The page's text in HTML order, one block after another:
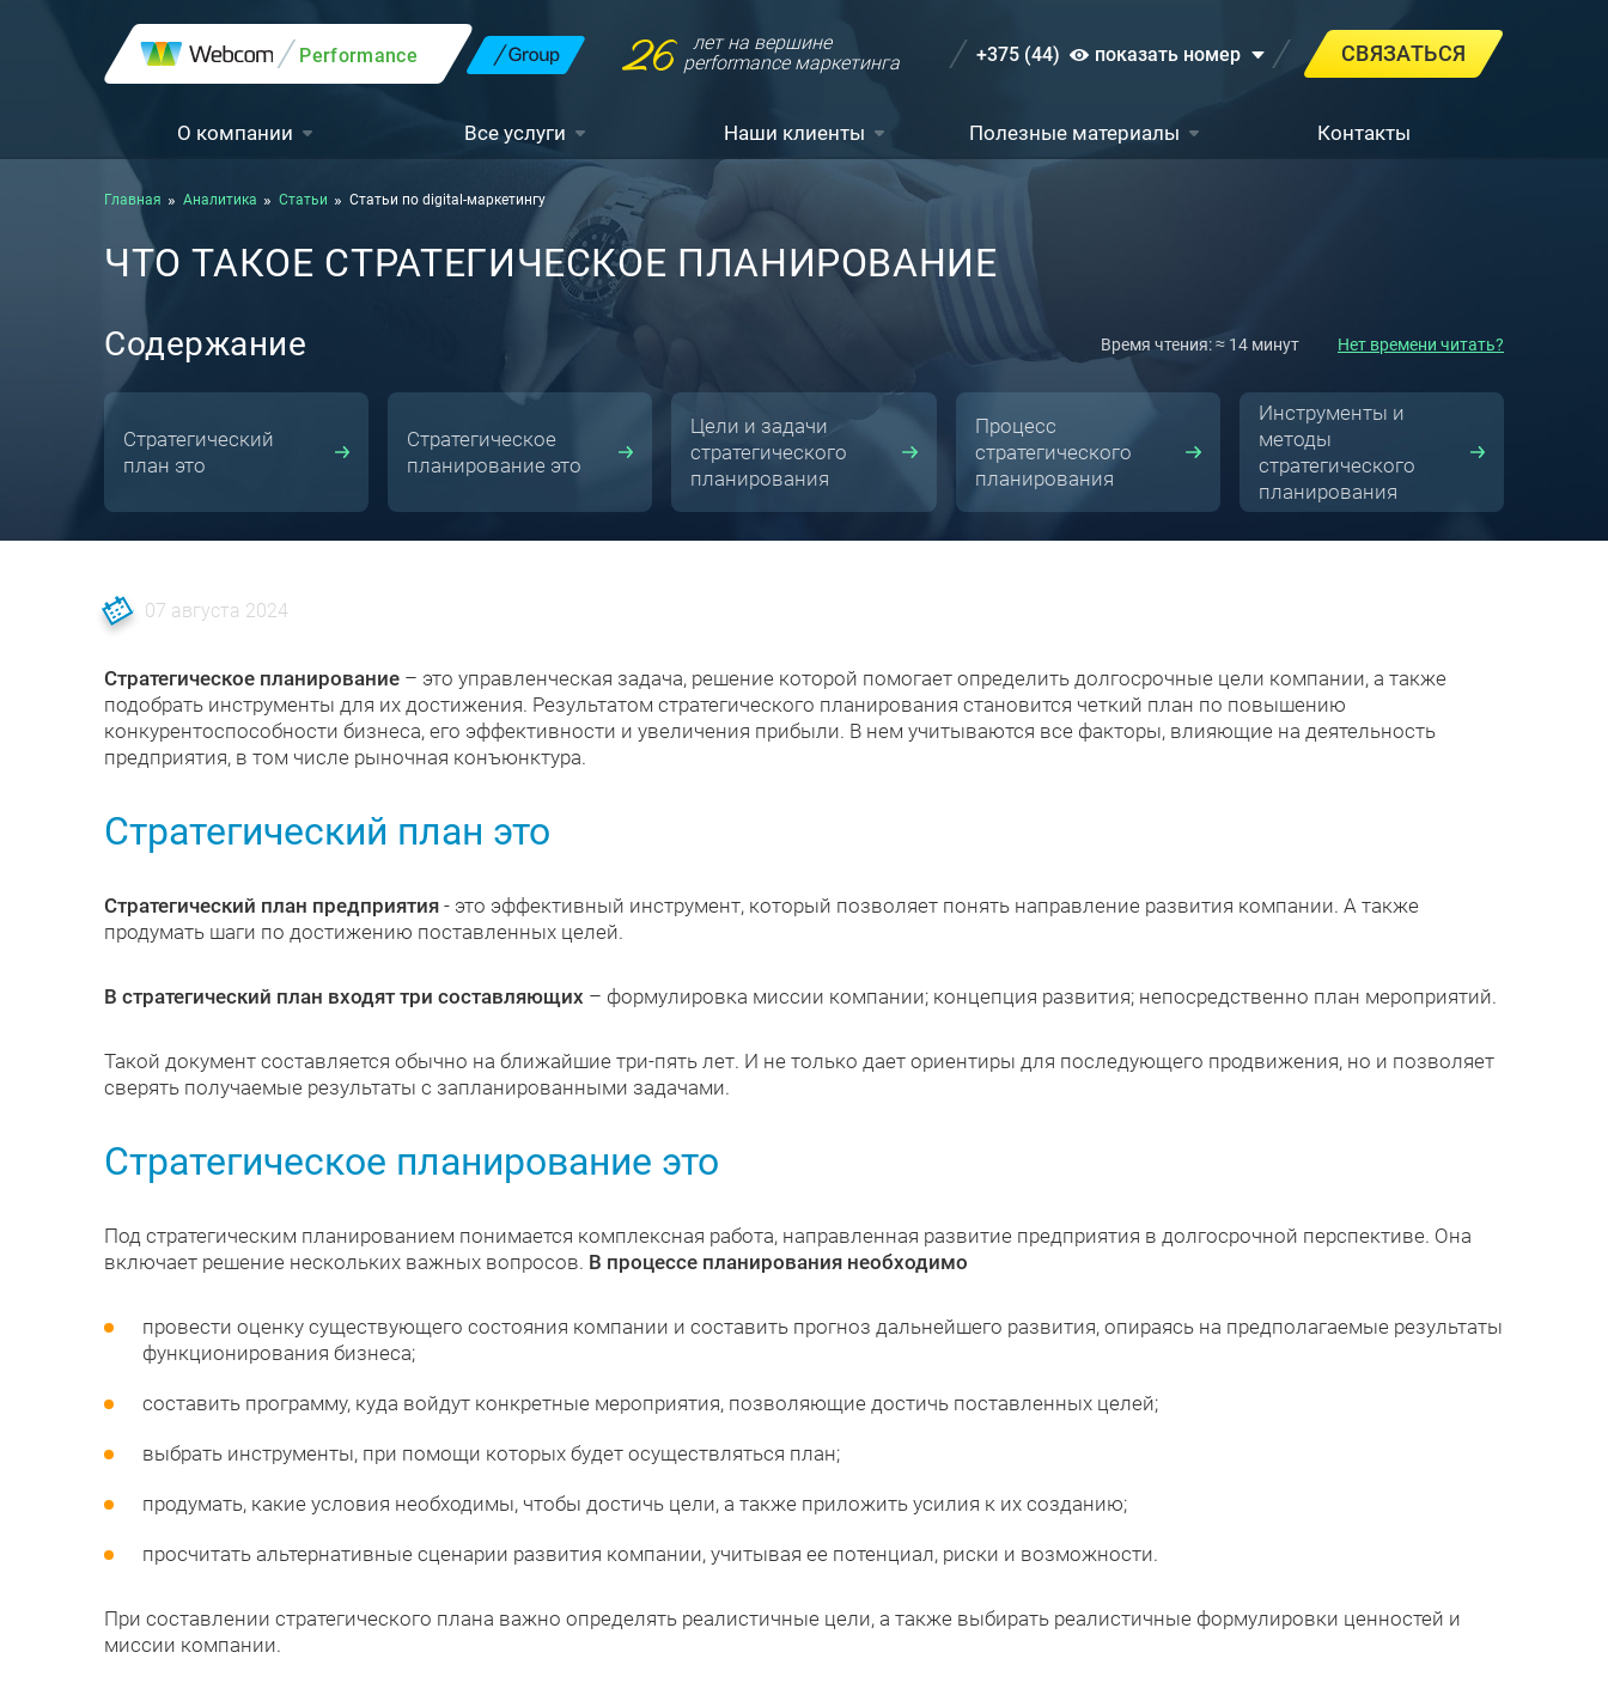
Performance 26
лет на вершине
performance маркетинга
+375 (44) показать номер СВЯЗАТЬСЯ
О компании Все услуги Наши клиенты Полезные материалы Контакты
Главная Аналитика Статьи Статьи по digital-маркетингу
ЧТО ТАКОЕ СТРАТЕГИЧЕСКОЕ ПЛАНИРОВАНИЕ
Содержание Время чтения: ≈ 14 минут Нет времени читать?
Стратегический
план это
Стратегическое
планирование это
Цели и задачи
стратегического
планирования
Процесс
стратегического
планирования
Инструменты и
методы
стратегического
планирования
07 августа 2024
Стратегическое планирование – это управленческая задача, решение которой помогает определить долгосрочные цели компании, а также
подобрать инструменты для их достижения. Результатом стратегического планирования становится четкий план по повышению
конкурентоспособности бизнеса, его эффективности и увеличения прибыли. В нем учитываются все факторы, влияющие на деятельность
предприятия, в том числе рыночная конъюнктура.
Стратегический план это
Стратегический план предприятия - это эффективный инструмент, который позволяет понять направление развития компании. А также
продумать шаги по достижению поставленных целей.
В стратегический план входят три составляющих – формулировка миссии компании; концепция развития; непосредственно план мероприятий.
Такой документ составляется обычно на ближайшие три-пять лет. И не только дает ориентиры для последующего продвижения, но и позволяет
сверять получаемые результаты с запланированными задачами.
Стратегическое планирование это
Под стратегическим планированием понимается комплексная работа, направленная развитие предприятия в долгосрочной перспективе. Она
включает решение нескольких важных вопросов. В процессе планирования необходимо
провести оценку существующего состояния компании и составить прогноз дальнейшего развития, опираясь на предполагаемые результаты
функционирования бизнеса;
составить программу, куда войдут конкретные мероприятия, позволяющие достичь поставленных целей;
выбрать инструменты, при помощи которых будет осуществляться план;
продумать, какие условия необходимы, чтобы достичь цели, а также приложить усилия к их созданию;
просчитать альтернативные сценарии развития компании, учитывая ее потенциал, риски и возможности.
При составлении стратегического плана важно определять реалистичные цели, а также выбирать реалистичные формулировки ценностей и
миссии компании.